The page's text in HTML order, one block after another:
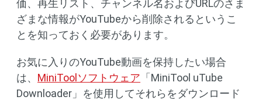
価、再生リスト、チャンネル名およびURLのさま
ざまな情報がYouTubeから削除されるというこ
とを知っておく必要があります。
お気に入りのYouTube動画を保持したい場合
は、 MiniToolソフトウェア 「MiniTool uTube
Downloader」を使用してそれらをダウンロード